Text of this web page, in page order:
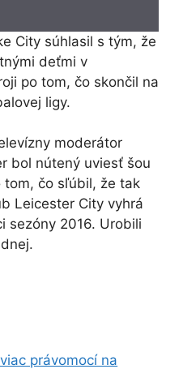
City súhlasil s tým, že
deťmi v
po tom, čo skončil na
ligy.
moderátor
bol nútený uviesť šou
tom, čo sľúbil, že tak
Leicester City vyhrá
sezóny 2016. Urobili
právomocí na